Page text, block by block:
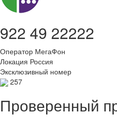
922 49 22222
Оператор МегаФон
Локация Россия
Эксклюзивный номер
257
Проверенный